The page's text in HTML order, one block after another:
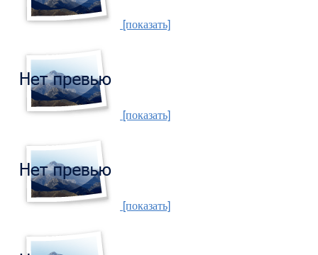
[показать]
[показать]
[показать]